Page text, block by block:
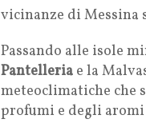
vicinanze di Messina
Passando alle isole
Pantelleria e la
meteoclimatiche che
profumi e degli